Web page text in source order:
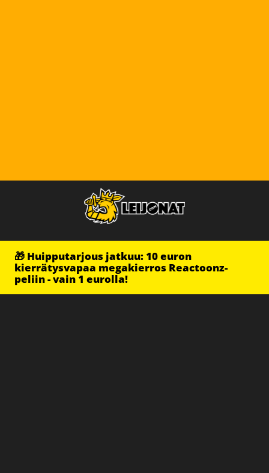
🎁 Huipputarjous jatkuu: 10 euron
kierrätysvapaa megakierros Reactoonz-
peliin - vain 1 eurolla!